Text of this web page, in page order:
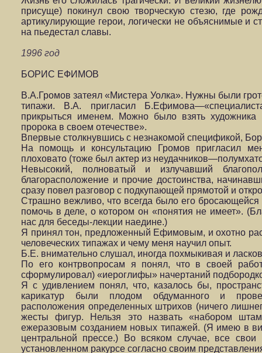
присуще) покинул свою творческую стезю, где
артикулирующие герои, логически не объяснимые и
на пьедестал славы.
1996 год
БОРИС ЕФИМОВ
В.А.Громов затеял «Мистера Уолка». Нужны были
типажи. В.А. пригласил
прикрыться именем. Можно было взять
пророка в своем отечестве».
Впервые столкнувшись с незнакомой спецификой,
На помощь и консультацию Громов пригласил
плоховато (тоже был актер из
Невысокий, полноватый и излучавший
благорасположение и прочие достоинства,
сразу повел разговор с подкупающей прямотой и
Страшно вежливо, что всегда было его бросающейся
помочь в деле, о котором он «понятия не имеет».
нас для беседы-лекции наедине.)
Я принял тон, предложенный Ефимовым, и охотно
человеческих типажах и чему меня научил опыт.
Б.Е. внимательно слушал, иногда похмыкивая и
По его контрвопросам я понял, что в своей
сформулировал) «иероглифы» начертаний
Я с удивлением понял, что, казалось бы,
карикатур были плодом обдуманного и
расположения определенных штрихов (ничего
жесты фигур. Нельзя это назвать «набором
ежеразовым созданием новых типажей. (Я имею в
центральной прессе.) Во всяком случае, все
установленном ракурсе согласно своим